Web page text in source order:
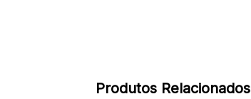
Produtos Relacionados